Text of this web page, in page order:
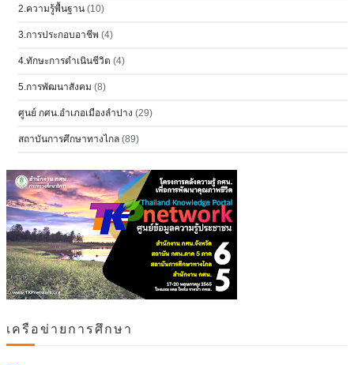
2.ความรู้พื้นฐาน (10)
3.การประกอบอาชีพ (4)
4.ทักษะการดำเนินชีวิต (4)
5.การพัฒนาสังคม (8)
ศูนย์ กศน.อำเภอเมืองลำปาง (29)
สถาบันการศึกษาทางไกล (89)
เครือข่ายการศึกษา